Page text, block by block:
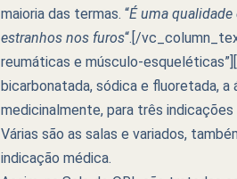
maioria das termas. “É uma
estranhos nos furos“.[/
reumáticas e músculo-
bicarbonatada, sódica e fluoretada,
medicinalmente, para três
Várias são as salas e variados,
indicação médica.